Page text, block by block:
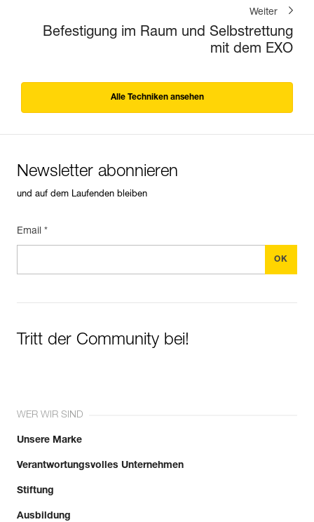
Weiter
Befestigung im Raum und Selbstrettung
mit dem EXO
Alle Techniken ansehen
Newsletter abonnieren
und auf dem Laufenden bleiben
Email *
Tritt der Community bei!
WER WIR SIND
Unsere Marke
Verantwortungsvolles Unternehmen
Stiftung
Ausbildung